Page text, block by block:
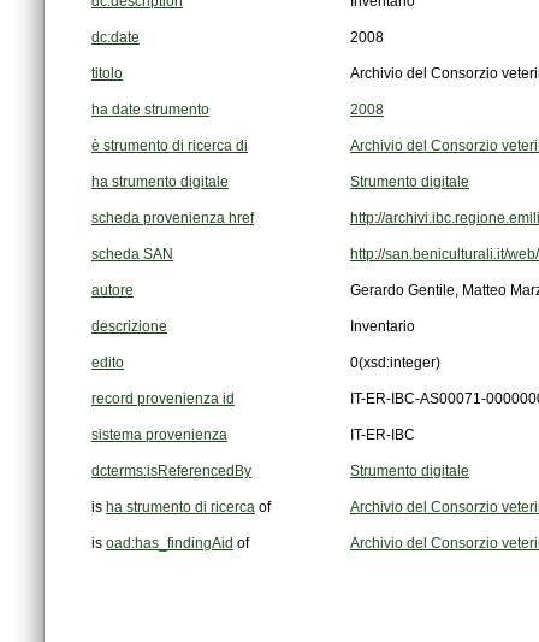
dc:date 2008
titolo Archivio del Consorzio
ha date strumento 2008
è strumento di ricerca di Archivio del Consorzio
ha strumento digitale Strumento digitale
scheda provenienza href http://
scheda SAN http://san.beniculturali.it/
autore Gerardo Gentile, Matteo
descrizione Inventario
edito 0(xsd:integer)
record provenienza id IT-ER-IBC-AS00071-
sistema provenienza IT-ER-IBC
dcterms:isReferencedBy Strumento digitale
is ha strumento di ricerca of Archivio del Consorzio
is oad:has_findingAid of Archivio del Consorzio